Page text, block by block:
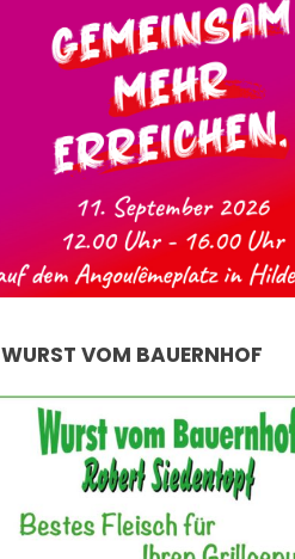
WURST VOM BAUERNHOF